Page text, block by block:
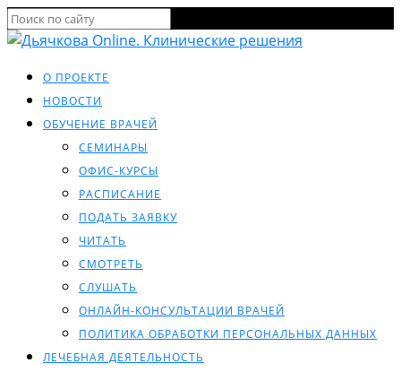
О ПРОЕКТЕ
НОВОСТИ
ОБУЧЕНИЕ ВРАЧЕЙ
СЕМИНАРЫ
ОФИС-КУРСЫ
РАСПИСАНИЕ
ПОДАТЬ ЗАЯВКУ
ЧИТАТЬ
СМОТРЕТЬ
СЛУШАТЬ
ОНЛАЙН-КОНСУЛЬТАЦИИ ВРАЧЕЙ
ПОЛИТИКА ОБРАБОТКИ ПЕРСОНАЛЬНЫХ ДАННЫХ
ЛЕЧЕБНАЯ ДЕЯТЕЛЬНОСТЬ